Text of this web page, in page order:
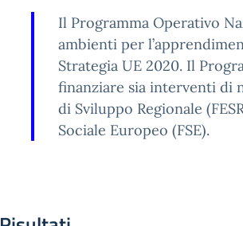
Il Programma Operativo
ambienti per
Strategia UE 2020. Il
finanziare sia interventi di
di Sviluppo Regionale
Sociale Europeo (FSE).